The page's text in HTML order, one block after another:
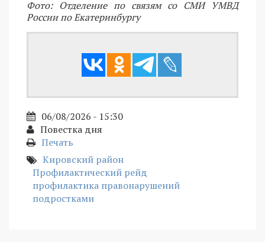
Фото: Отделение по связям со СМИ УМВД
России по Екатеринбургу
06/08/2026 - 15:30
Повестка дня
Печать
Кировский район
Профилактический рейд
профилактика правонарушений
подростками